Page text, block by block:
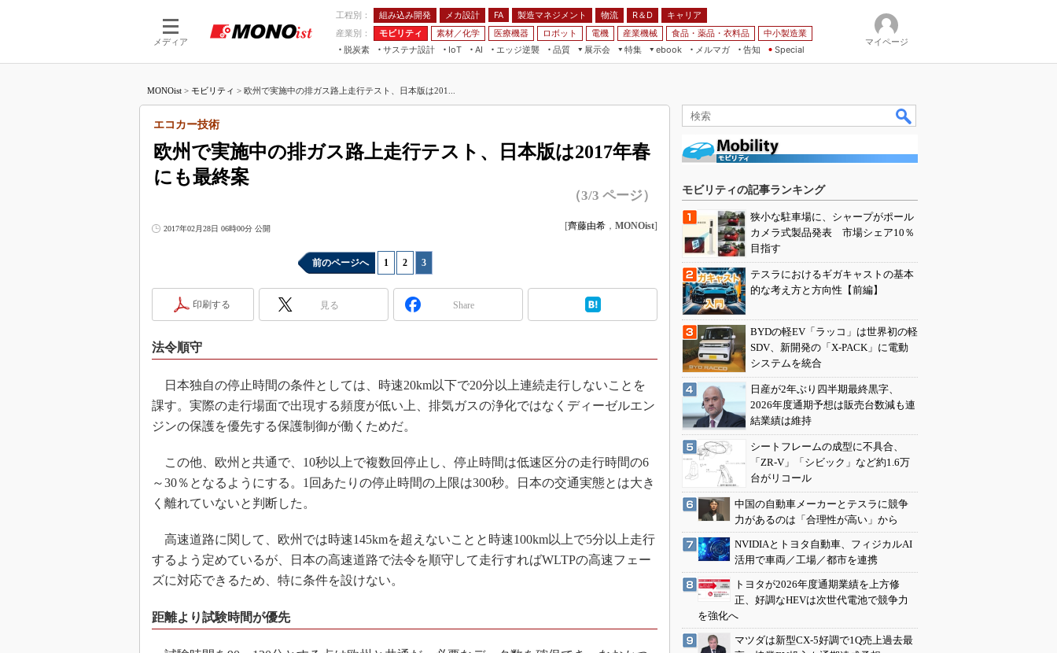
メディア
工程別： 組み込み開発 メカ設計 FA 製造マネジメント 物流 R＆D
キャリア
産業別：
モビリティ 素材／化学 医療機器 ロボット 電機 産業機械 食品・薬品・衣料品
中小製造業
脱炭素
サステナ設計
IoT
つながる工場
AI
AI×設備保全
エッジ逆襲 品質
展示会
JIMTOF
IIFES
スマート工場EXPO
日本ものづくりワールド
特集
ISO26262
3Dプリンタ
デジタルツインとCAE
S＆OP
イノベーション
製造業ビッグデータ
知財マネジメント
新型コロナへの対応
ebook
FA
メルマガ
告知 Special
マイページ
MONOist > モビリティ > 欧州で実施中の排ガス路上走行テスト、日本版は201...
欧州で実施中の排ガス路上走行テスト、日本版は2017年春
にも最終案
エコカー技術
（3/3 ページ）
2017年02月28日 06時00分 公開 [齊藤由希 ， MONOist]
前のページへ 1 2 3
印刷する 見る Share
法令順守
日本独自の停止時間の条件としては、時速20km以下で20分以上連続走行しないことを
課す。実際の走行場面で出現する頻度が低い上、排気ガスの浄化ではなくディーゼルエン
ジンの保護を優先する保護制御が働くためだ。
この他、欧州と共通で、10秒以上で複数回停止し、停止時間は低速区分の走行時間の6
～30％となるようにする。1回あたりの停止時間の上限は300秒。日本の交通実態とは大き
く離れていないと判断した。
高速道路に関して、欧州では時速145kmを超えないことと時速100km以上で5分以上走行
するよう定めているが、日本の高速道路で法令を順守して走行すればWLTPの高速フェー
ズに対応できるため、特に条件を設けない。
距離より試験時間が優先
モビリティの記事ランキング
狭小な駐車場に、シャープがポール
カメラ式製品発表 市場シェア10％
目指す
テスラにおけるギガキャストの基本
的な考え方と方向性【前編】
BYDの軽EV「ラッコ」は世界初の軽
SDV、新開発の「X-PACK」に電動
システムを統合
日産が2年ぶり四半期最終黒字、
2026年度通期予想は販売台数減も連
結業績は維持
シートフレームの成型に不具合、
「ZR-V」「シビック」など約1.6万
台がリコール
中国の自動車メーカーとテスラに競争
力があるのは「合理性が高い」から
NVIDIAとトヨタ自動車、フィジカルAI
活用で車両／工場／都市を連携
トヨタが2026年度通期業績を上方修
正、好調なHEVは次世代電池で競争力
を強化へ
マツダは新型CX-5好調で1Q売上過去最